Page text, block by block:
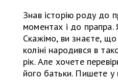
Знав історію роду до
моментах і до прапра.
Скажімо, ви знаєте,
коліні народився в
рік. Але хочете
його батьки. Пишете у